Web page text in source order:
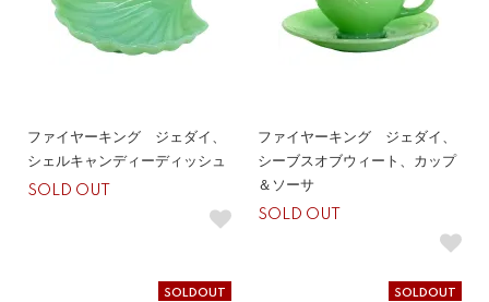
ファイヤーキング ジェダイ、
シェルキャンディーディッシュ
SOLD OUT
ファイヤーキング ジェダイ、
シーブスオブウィート、カップ
＆ソーサ
SOLD OUT
SOLDOUT SOLDOUT